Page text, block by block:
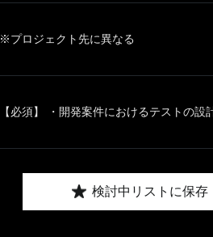
※プロジェクト先に異なる
【必須】 ・開発案件におけるテストの
検討中リストに保存